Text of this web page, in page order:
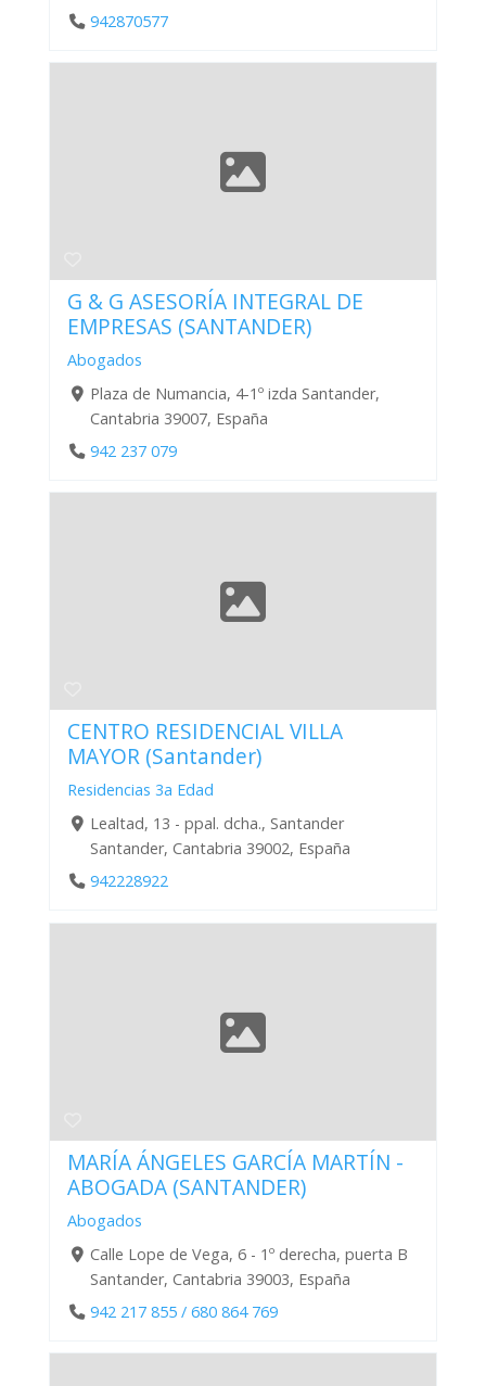
942870577
G & G ASESORÍA INTEGRAL DE
EMPRESAS (SANTANDER)
Abogados
Plaza de Numancia, 4-1º izda Santander,
Cantabria 39007, España
942 237 079
CENTRO RESIDENCIAL VILLA
MAYOR (Santander)
Residencias 3a Edad
Lealtad, 13 - ppal. dcha., Santander
Santander, Cantabria 39002, España
942228922
MARÍA ÁNGELES GARCÍA MARTÍN -
ABOGADA (SANTANDER)
Abogados
Calle Lope de Vega, 6 - 1º derecha, puerta B
Santander, Cantabria 39003, España
942 217 855 / 680 864 769